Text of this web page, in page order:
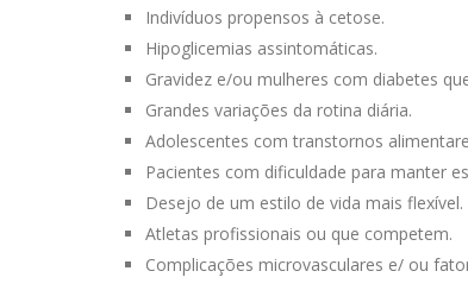
Indivíduos propensos à cetose.
Hipoglicemias assintomáticas.
Gravidez e/ou mulheres com diabetes
Grandes variações da rotina diária.
Adolescentes com transtornos
Pacientes com dificuldade para manter
Desejo de um estilo de vida mais flexível.
Atletas profissionais ou que competem.
Complicações microvasculares e/ ou